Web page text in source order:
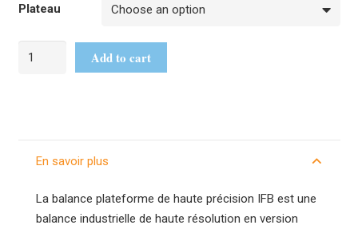
Plateau
Add to cart
En savoir plus
La balance plateforme de haute précision IFB est une
balance industrielle de haute résolution en version